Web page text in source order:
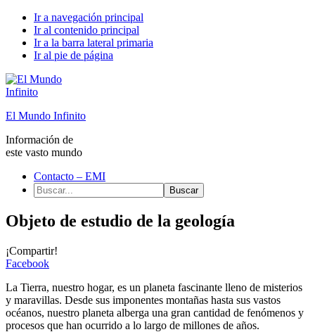
Ir a navegación principal
Ir al contenido principal
Ir a la barra lateral primaria
Ir al pie de página
El Mundo Infinito
Información de
este vasto mundo
Contacto – EMI
Buscar...
Objeto de estudio de la geología
¡Compartir!
Facebook
La Tierra, nuestro hogar, es un planeta fascinante lleno de misterios
y maravillas. Desde sus imponentes montañas hasta sus vastos
océanos, nuestro planeta alberga una gran cantidad de fenómenos y
procesos que han ocurrido a lo largo de millones de años.